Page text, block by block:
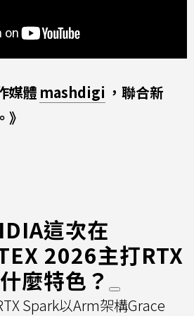
媒體 mashdigi ，聯合新
這次在
2026主打RTX
麼特色？
Spark以Arm架構Grace